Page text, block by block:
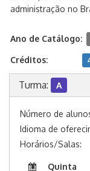
administração no
Ano de Catálogo:
Créditos:
Turma: A
Número de
Idioma de
Horários/Salas:
Quinta